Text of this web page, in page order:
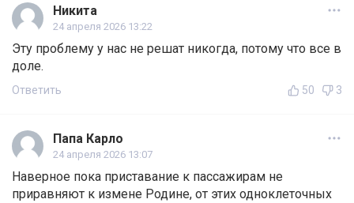
Никита
24 апреля 2026 13:22
Эту проблему у нас не решат никогда, потому что все в
доле.
Ответить 50 3
Папа Карло
24 апреля 2026 13:07
Наверное пока приставание к пассажирам не
приравняют к измене Родине, от этих одноклеточных